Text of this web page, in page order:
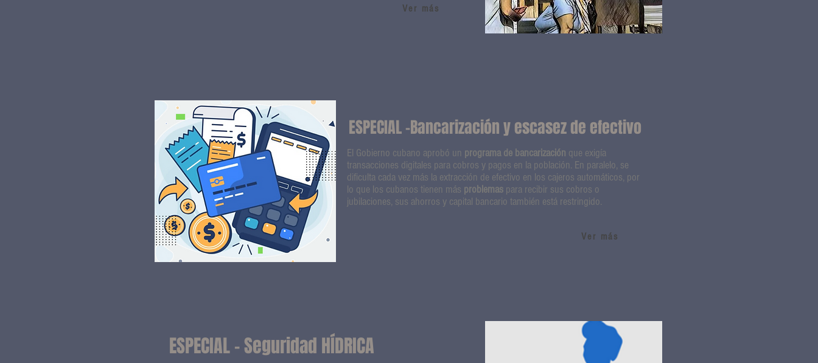
Ver más
ESPECIAL -Bancarización y escasez de efectivo
El Gobierno cubano aprobó un programa de bancarización que exigía
transacciones digitales para cobros y pagos en la población. En paralelo, se
dificulta cada vez más la extracción de efectivo en los cajeros automáticos, por
lo que los cubanos tienen más problemas para recibir sus cobros o
jubilaciones, sus ahorros y capital bancario también está restringido.
Ver más
ESPECIAL - Seguridad HÍDRICA